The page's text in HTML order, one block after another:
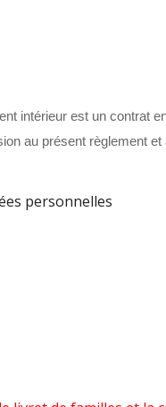
intérieur est un contrat
au présent règlement
personnelles